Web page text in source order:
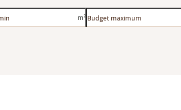
Paris 4e (75004), Paris 5e (75005), Paris 6e (75006), Paris
m²Budget
maximum